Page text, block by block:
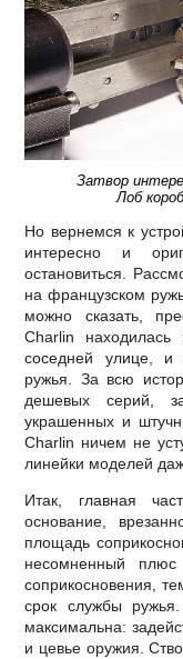
Затвор
Лоб
Но вернемся к
интересно и
остановиться.
на французском
можно сказать,
Charlin
соседней улице, и
ружья. За всю
дешевых серий,
украшенных и
Charlin ничем не
линейки моделей
Итак, главная
основание,
площадь
несомненный
соприкосновения,
срок службы
максимальна:
и цевье оружия.